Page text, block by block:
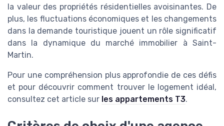
la valeur des propriétés résidentielles avoisinantes. De
plus, les fluctuations économiques et les changements
dans la demande touristique jouent un rôle significatif
dans la dynamique du marché immobilier à Saint-
Martin.
Pour une compréhension plus approfondie de ces défis
et pour découvrir comment trouver le logement idéal,
consultez cet article sur les appartements T3.